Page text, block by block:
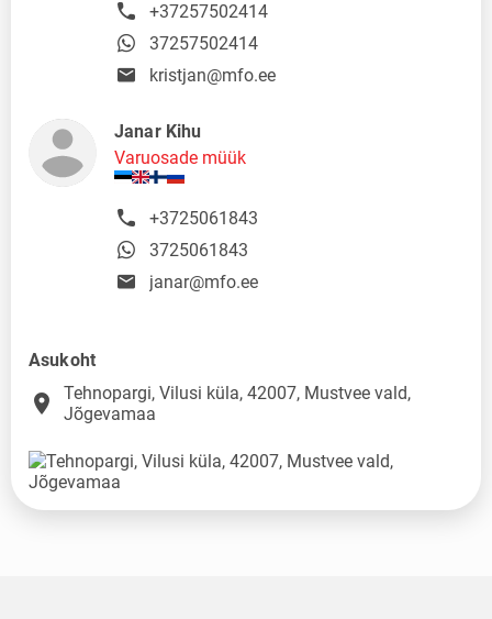
+37257502414
37257502414
kristjan@mfo.ee
Janar Kihu
Varuosade müük
+3725061843
3725061843
janar@mfo.ee
Asukoht
place
Tehnopargi, Vilusi küla, 42007, Mustvee vald,
Jõgevamaa